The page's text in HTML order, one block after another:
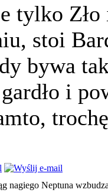
tylko Zło
stoi
bywa
i
nagiego Neptuna